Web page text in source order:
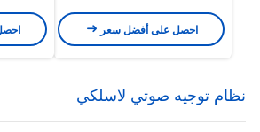
احصل على أفضل سعر
نظام توجيه صوتي لاسلكي